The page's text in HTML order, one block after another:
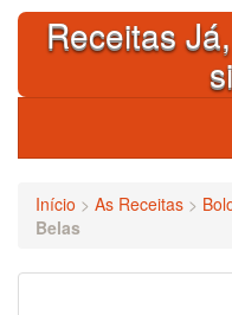
Skip
contentReceitas
Início > As Receitas >
Belas